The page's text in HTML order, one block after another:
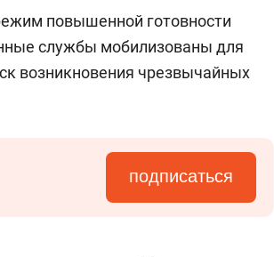
повышенной готовности
службы мобилизованы для
возникновения чрезвычайных
подписаться